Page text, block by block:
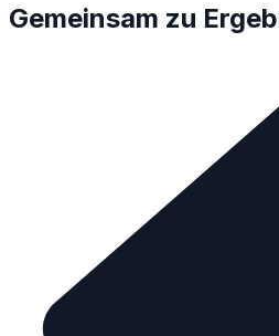
Gemeinsam zu